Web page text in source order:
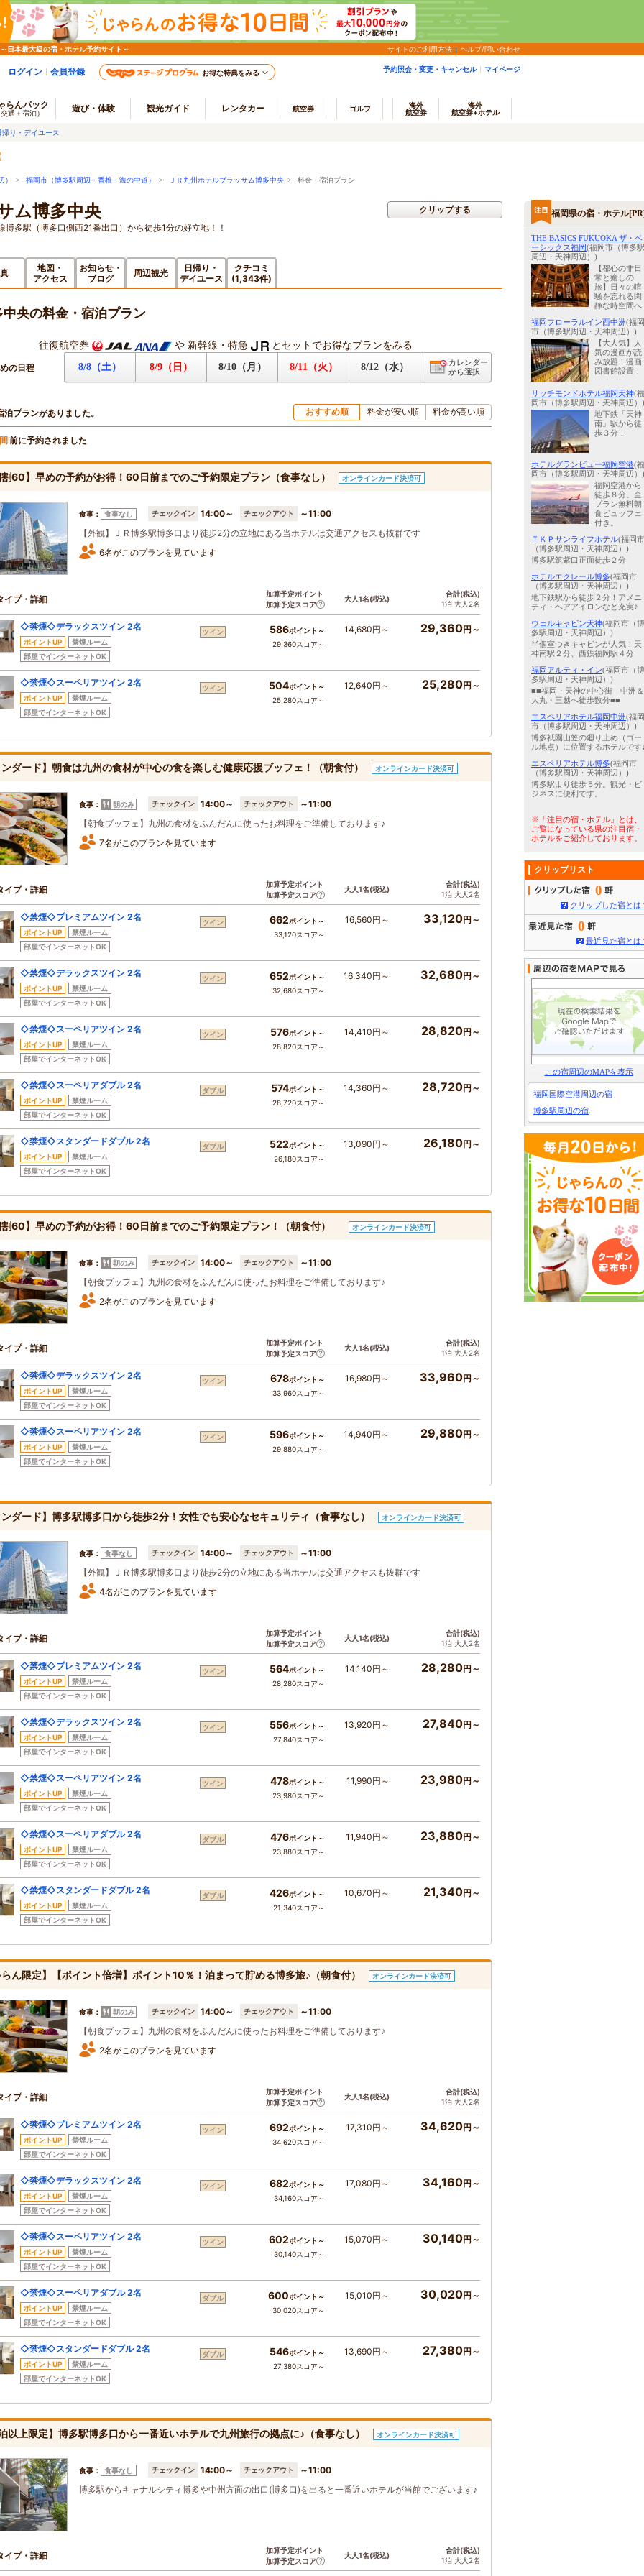
日本最大級の宿・ホテル予約サイト～ サイトのご利用方法 ヘルプ/問い合わせ
ログイン 会員登録 お得な特典をみる 予約照会・変更・キャンセル マイページ
らんパック
通＋宿泊） 遊び・体験 観光ガイド レンタカー 航空券 ゴルフ
海外
航空券
海外
航空券+ホテル
帰り・デイユース
） > 福岡市（博多駅周辺・香椎・海の中道） > ＪＲ九州ホテルブラッサム博多中央 > 料金・宿泊プラン
ム博多中央
多駅（博多口側西21番出口）から徒歩1分の好立地！！
クリップする
地図・
アクセス
お知らせ・
ブログ
周辺観光
日帰り・
デイユース
クチコミ
(1,343件)
央の料金・宿泊プラン
往復航空券 や 新幹線・特急 とセットでお得なプランをみる
の日程 8/8（土） 8/9（日） 8/10（月） 8/11（火） 8/12（水）
カレンダー
から選択
泊プランがありました。 おすすめ順 料金が安い順 料金が高い順
前に予約されました
60】早めの予約がお得！60日前までのご予約限定プラン（食事なし） オンラインカード決済可
食事： 食事なし チェックイン 14:00～ チェックアウト
～11:00
【外観】ＪＲ博多駅博多口より徒歩2分の立地にある当ホテルは交通アクセスも抜群です
6名がこのプランを見ています
イプ・詳細
加算予定ポイント
加算予定スコア
大人1名(税込)
合計(税込)
1泊 大人2名
◇禁煙◇デラックスツイン 2名
ポイントUP
禁煙ルーム
部屋でインターネットOK
ツイン 586ポイント～
29,360スコア～
14,680円～ 29,360円～
◇禁煙◇スーペリアツイン 2名
ポイントUP
禁煙ルーム
部屋でインターネットOK
ツイン 504ポイント～
25,280スコア～
12,640円～ 25,280円～
ダード】朝食は九州の食材が中心の食を楽しむ健康応援ブッフェ！（朝食付） オンラインカード決済可
食事： 朝のみ チェックイン 14:00～ チェックアウト
～11:00
【朝食ブッフェ】九州の食材をふんだんに使ったお料理をご準備しております♪
7名がこのプランを見ています
イプ・詳細
加算予定ポイント
加算予定スコア
大人1名(税込)
合計(税込)
1泊 大人2名
◇禁煙◇プレミアムツイン 2名
ポイントUP
禁煙ルーム
部屋でインターネットOK
ツイン 662ポイント～
33,120スコア～
16,560円～ 33,120円～
◇禁煙◇デラックスツイン 2名
ポイントUP
禁煙ルーム
部屋でインターネットOK
ツイン 652ポイント～
32,680スコア～
16,340円～ 32,680円～
◇禁煙◇スーペリアツイン 2名
ポイントUP
禁煙ルーム
部屋でインターネットOK
ツイン 576ポイント～
28,820スコア～
14,410円～ 28,820円～
◇禁煙◇スーペリアダブル 2名
ポイントUP
禁煙ルーム
部屋でインターネットOK
ダブル 574ポイント～
28,720スコア～
14,360円～ 28,720円～
◇禁煙◇スタンダードダブル 2名
ポイントUP
禁煙ルーム
部屋でインターネットOK
ダブル 522ポイント～
26,180スコア～
13,090円～ 26,180円～
60】早めの予約がお得！60日前までのご予約限定プラン！（朝食付） オンラインカード決済可
食事： 朝のみ チェックイン 14:00～ チェックアウト
～11:00
【朝食ブッフェ】九州の食材をふんだんに使ったお料理をご準備しております♪
2名がこのプランを見ています
イプ・詳細
加算予定ポイント
加算予定スコア
大人1名(税込)
合計(税込)
1泊 大人2名
◇禁煙◇デラックスツイン 2名
ポイントUP
禁煙ルーム
部屋でインターネットOK
ツイン 678ポイント～
33,960スコア～
16,980円～ 33,960円～
◇禁煙◇スーペリアツイン 2名
ポイントUP
禁煙ルーム
部屋でインターネットOK
ツイン 596ポイント～
29,880スコア～
14,940円～ 29,880円～
ダード】博多駅博多口から徒歩2分！女性でも安心なセキュリティ（食事なし） オンラインカード決済可
食事： 食事なし チェックイン 14:00～ チェックアウト
～11:00
【外観】ＪＲ博多駅博多口より徒歩2分の立地にある当ホテルは交通アクセスも抜群です
4名がこのプランを見ています
イプ・詳細
加算予定ポイント
加算予定スコア
大人1名(税込)
合計(税込)
1泊 大人2名
◇禁煙◇プレミアムツイン 2名
ポイントUP
禁煙ルーム
部屋でインターネットOK
ツイン 564ポイント～
28,280スコア～
14,140円～ 28,280円～
◇禁煙◇デラックスツイン 2名
ポイントUP
禁煙ルーム
部屋でインターネットOK
ツイン 556ポイント～
27,840スコア～
13,920円～ 27,840円～
◇禁煙◇スーペリアツイン 2名
ポイントUP
禁煙ルーム
部屋でインターネットOK
ツイン 478ポイント～
23,980スコア～
11,990円～ 23,980円～
◇禁煙◇スーペリアダブル 2名
ポイントUP
禁煙ルーム
部屋でインターネットOK
ダブル 476ポイント～
23,880スコア～
11,940円～ 23,880円～
◇禁煙◇スタンダードダブル 2名
ポイントUP
禁煙ルーム
部屋でインターネットOK
ダブル 426ポイント～
21,340スコア～
10,670円～ 21,340円～
ん限定】【ポイント倍増】ポイント10％！泊まって貯める博多旅♪（朝食付） オンラインカード決済可
食事： 朝のみ チェックイン 14:00～ チェックアウト
～11:00
【朝食ブッフェ】九州の食材をふんだんに使ったお料理をご準備しております♪
2名がこのプランを見ています
イプ・詳細
加算予定ポイント
加算予定スコア
大人1名(税込)
合計(税込)
1泊 大人2名
◇禁煙◇プレミアムツイン 2名
ポイントUP
禁煙ルーム
部屋でインターネットOK
ツイン 692ポイント～
34,620スコア～
17,310円～ 34,620円～
◇禁煙◇デラックスツイン 2名
ポイントUP
禁煙ルーム
部屋でインターネットOK
ツイン 682ポイント～
34,160スコア～
17,080円～ 34,160円～
◇禁煙◇スーペリアツイン 2名
ポイントUP
禁煙ルーム
部屋でインターネットOK
ツイン 602ポイント～
30,140スコア～
15,070円～ 30,140円～
◇禁煙◇スーペリアダブル 2名
ポイントUP
禁煙ルーム
部屋でインターネットOK
ダブル 600ポイント～
30,020スコア～
15,010円～ 30,020円～
◇禁煙◇スタンダードダブル 2名
ポイントUP
禁煙ルーム
部屋でインターネットOK
ダブル 546ポイント～
27,380スコア～
13,690円～ 27,380円～
以上限定】博多駅博多口から一番近いホテルで九州旅行の拠点に♪（食事なし） オンラインカード決済可
食事： 食事なし チェックイン 14:00～ チェックアウト
～11:00
博多駅からキャナルシティ博多や中州方面の出口(博多口)を出ると一番近いホテルが当館でございます♪
イプ・詳細
加算予定ポイント
加算予定スコア
大人1名(税込)
合計(税込)
1泊 大人2名
福岡県の宿・ホテル
THE BASICS FUKUOKA ザ・ベ
ーシックス福岡(福岡市（博多駅
周辺・天神周辺）)
【都心の非日
常と癒しの
旅】日々の喧
騒を忘れる閑
静な時空間へ
福岡フローラルイン西中洲(福岡
市（博多駅周辺・天神周辺）)
【大人気】人
気の漫画が読
み放題！漫画
図書館設置！
リッチモンドホテル福岡天神(福
岡市（博多駅周辺・天神周辺）)
地下鉄「天神
南」駅から徒
歩３分！
ホテルグランビュー福岡空港(福
岡市（博多駅周辺・天神周辺）)
福岡空港から
徒歩８分。全
プラン無料朝
食ビュッフェ
付き。
ＴＫＰサンライフホテル(福岡市
（博多駅周辺・天神周辺）)
博多駅筑紫口正面徒歩２分
ホテルエクレール博多(福岡市
（博多駅周辺・天神周辺）)
地下鉄駅から徒歩２分！アメニ
ティ・ヘアアイロンなど充実♪
ウェルキャビン天神(福岡市（博
多駅周辺・天神周辺）)
半個室つきキャビンが人気！天
神南駅２分、西鉄福岡駅４分
福岡アルティ・イン(福岡市（博
多駅周辺・天神周辺）)
■■福岡・天神の中心街 中洲＆
大丸・三越へ徒歩数分■■
エスペリアホテル福岡中洲(福岡
市（博多駅周辺・天神周辺）)
博多祇園山笠の廻り止め（ゴー
ル地点）に位置するホテルです
エスペリアホテル博多(福岡市
（博多駅周辺・天神周辺）)
博多駅より徒歩５分。観光・ビ
ジネスに便利です。
※「注目の宿・ホテル」とは、
ご覧になっている県の注目宿・
ホテルをご紹介しております。
クリップリスト
0
クリップした宿とは
0
最近見た宿とは
この宿周辺のMAPを表示
福岡国際空港周辺の宿
博多駅周辺の宿